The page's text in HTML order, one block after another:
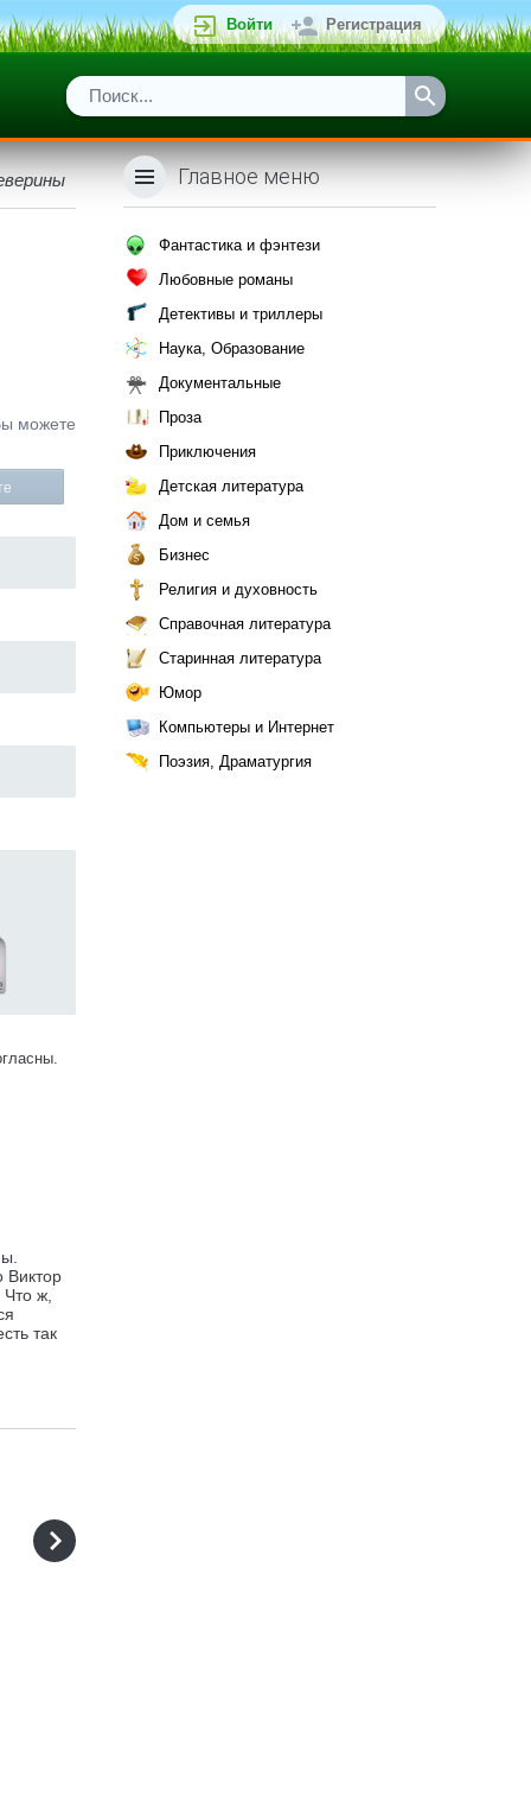
Войти Регистрация
можете
Виктор
ж,
так
Главное меню
Фантастика и фэнтези
Любовные романы
Детективы и триллеры
Наука, Образование
Документальные
Проза
Приключения
Детская литература
Дом и семья
Бизнес
Религия и духовность
Справочная литература
Старинная литература
Юмор
Компьютеры и Интернет
Поэзия, Драматургия